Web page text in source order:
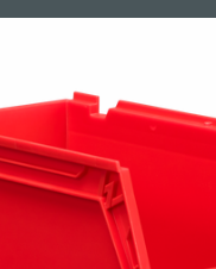
Rullvagn